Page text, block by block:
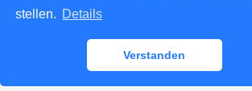
stellen. Details
Verstanden